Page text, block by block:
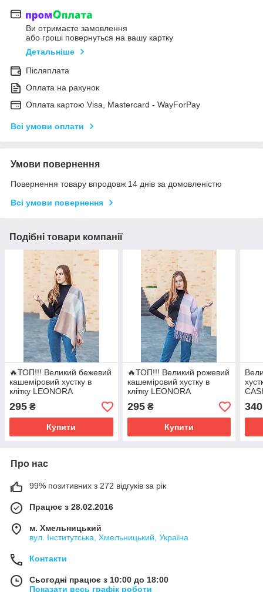
Ви отримаєте замовлення
або гроші повернуться на вашу картку
Детальніше
Післяплата
Оплата на рахунок
Оплата картою Visa, Mastercard - WayForPay
Всі умови оплати
Умови повернення
Повернення товару впродовж 14 днів за домовленістю
Всі умови повернення
Подібні товари компанії
🔥ТОП!!! Великий бежевий
кашеміровий хустку в
клітку LEONORA
295 ₴
Купити
🔥ТОП!!! Великий рожевий
кашеміровий хустку в
клітку LEONORA
295₴
Купити
340
Про нас
99% позитивних з 272 відгуків за рік
Працює з 28.02.2016
м. Хмельницький
вул. Інститутська, Хмельницький, Україна
Контакти
Сьогодні працює з 10:00 до 18:00
Показати весь графік роботи